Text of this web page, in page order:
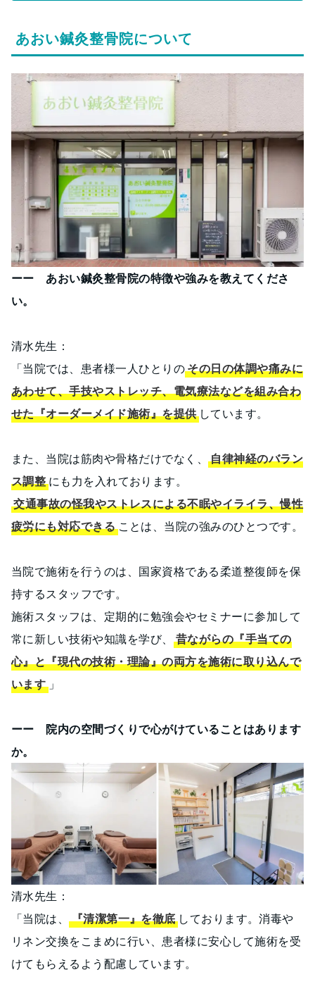
あおい鍼灸整骨院について
ーー あおい鍼灸整骨院の特徴や強みを教えてくださ
い。
清水先生：
「当院では、患者様一人ひとりのその日の体調や痛みに
あわせて、手技やストレッチ、電気療法などを組み合わ
せた『オーダーメイド施術』を提供しています。
また、当院は筋肉や骨格だけでなく、自律神経のバラン
ス調整にも力を入れております。
交通事故の怪我やストレスによる不眠やイライラ、慢性
疲労にも対応できることは、当院の強みのひとつです。
当院で施術を行うのは、国家資格である柔道整復師を保
持するスタッフです。
施術スタッフは、定期的に勉強会やセミナーに参加して
常に新しい技術や知識を学び、
昔ながらの『手当ての
心』と『現代の技術・理論』の両方を施術に取り込んで
います」
ーー 院内の空間づくりで心がけていることはあります
か。
清水先生：
「当院は、『清潔第一』を徹底 しております。消毒や
リネン交換をこまめに行い、患者様に安心して施術を受
けてもらえるよう配慮しています。